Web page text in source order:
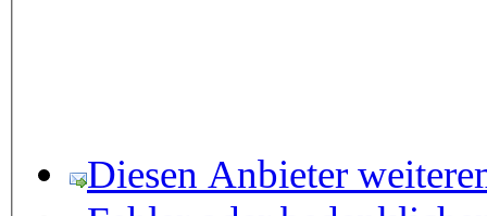
Diesen Anbieter